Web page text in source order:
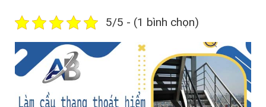
5/5 - (1 bình chọn)